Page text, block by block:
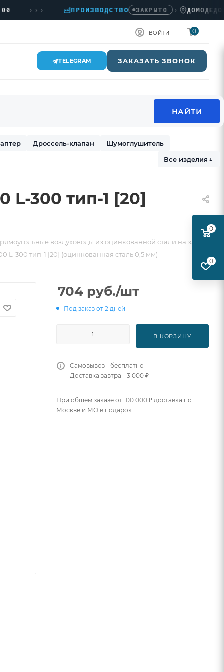
››› ПРОИЗВОДСТВО ЗАКРЫТО › ДОМОДЕДОВО,
ВОЙТИ 0
TELEGRAM ЗАКАЗАТЬ ЗВОНОК
Дроссель-клапан
Шумоглушитель
Все изделия ↓
L-300 тип-1 [20]
воздуховоды из оцинкованной стали на заказ
L-300 тип-1 [20] (оцинкованная сталь 0,5 мм)
704 руб./шт
Под заказ от 2 дней
В КОРЗИНУ
Самовывоз - бесплатно
Доставка завтра - 3 000 ₽
При общем заказе от 100 000 ₽ доставка по
Москве и МО в подарок.
0
0